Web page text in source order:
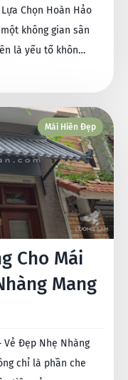
Chọn Hoàn Hảo
không gian sân
là yếu tố khôn…
Mái Hiên Đẹp
Cho Mái
Mang
Vẻ Đẹp Nhẹ Nhàng
chỉ là phần che